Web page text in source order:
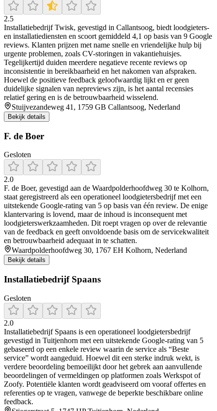
2.5
Installatiebedrijf Twisk, gevestigd in Callantsoog, biedt loodgieters-
en installatiediensten en scoort gemiddeld 4,1 op basis van 9 Google
reviews. Klanten prijzen met name snelle en vriendelijke hulp bij
urgente problemen, zoals CV-storingen in vakantiehuisjes.
Tegelijkertijd duiden meerdere negatieve recente reviews op
inconsistentie in bereikbaarheid en het nakomen van afspraken.
Hoewel de positieve feedback geloofwaardig lijkt en er geen
duidelijke signalen van nepreviews zijn, is het aantal recensies
relatief gering en is de betrouwbaarheid wisselend.
Stuijvezandeweg 41, 1759 GB Callantsoog, Nederland
Bekijk details
F. de Boer
Gesloten
2.0
F. de Boer, gevestigd aan de Waardpolderhoofdweg 30 te Kolhorn,
staat geregistreerd als een operationeel loodgietersbedrijf met een
uitstekende Google-rating van 5 op basis van één review. De enige
klantervaring is lovend, maar de inhoud is inconsequent met
loodgieterswerkzaamheden. Dit roept vragen op over de relevantie
van de feedback en geeft onvoldoende basis om de servicekwaliteit
en betrouwbaarheid adequaat in te schatten.
Waardpolderhoofdweg 30, 1767 EH Kolhorn, Nederland
Bekijk details
Installatiebedrijf Spaans
Gesloten
2.0
Installatiebedrijf Spaans is een operationeel loodgietersbedrijf
gevestigd in Tuitjenhorn met een uitstekende Google-rating van 5
gebaseerd op een enkele review waarin de service als “Beste
service” wordt aangeduid. Hoewel dit een sterke indruk wekt, is
verdere beoordeling bemoeilijkt door het gebrek aan aanvullende
beoordelingen of vermeldingen op platformen zoals Werkspot of
Zoofy. Potentiële klanten wordt geadviseerd om vooraf offertes en
referenties op te vragen, vanwege de beperkte beschikbare online
feedback.